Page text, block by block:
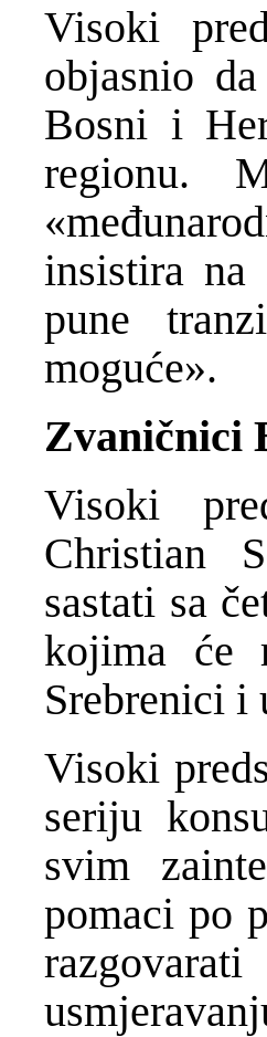
Visoki
objasnio
Bosni i
regionu.
insistira
pune
moguće».
Zvaničnici
Visoki
Christian
sastati sa
kojima će
Srebrenici i
Visoki
seriju
svim
pomaci po